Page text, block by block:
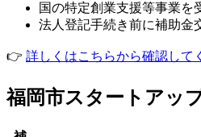
国の特定創業支援等事業を
法人登記手続き前に補助金
👉 詳しくはこちらから確認して
福岡市スタートアッ